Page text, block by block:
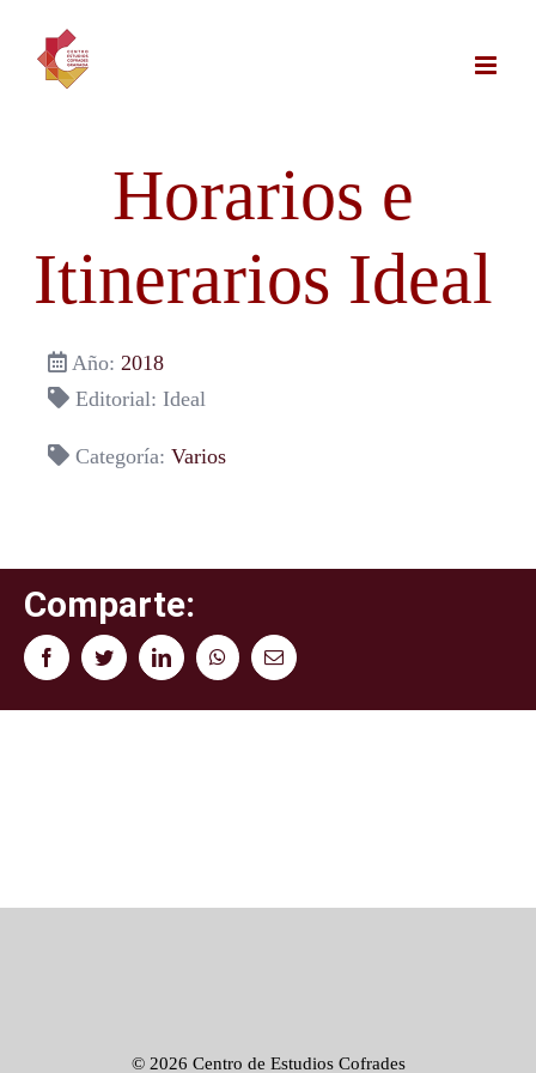
contenido
Horarios e
Itinerarios Ideal
Año: 2018
Editorial: Ideal
Categoría: Varios
Comparte:
FacebookTwitterLinkedInWhatsAppCorreo
electrónico
© 2026 Centro de Estudios Cofrades